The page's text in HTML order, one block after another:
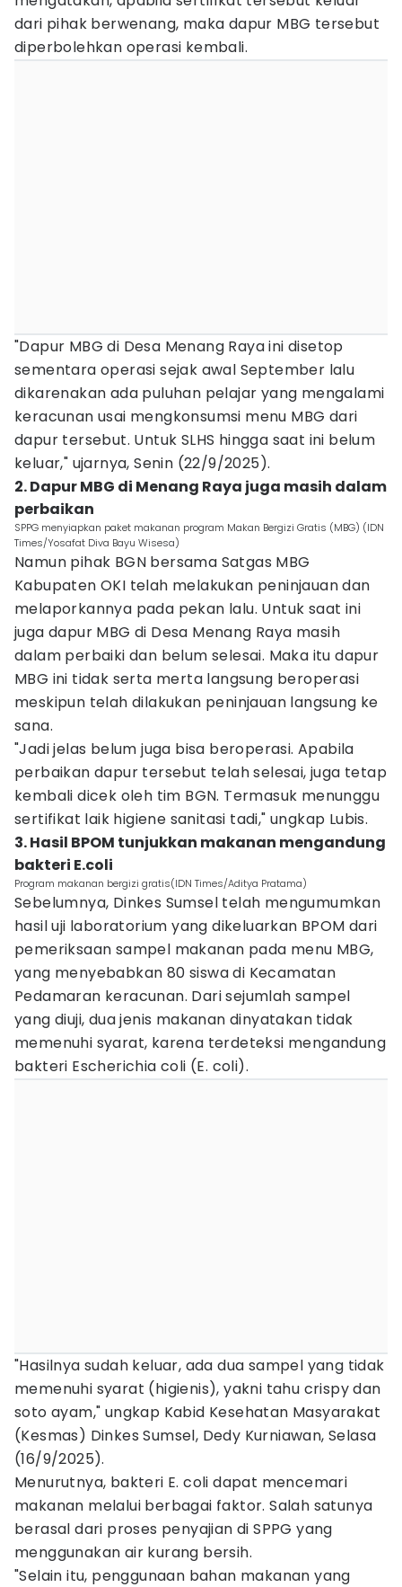
dari pihak berwenang, maka dapur MBG tersebut
diperbolehkan operasi kembali.
"Dapur MBG di Desa Menang Raya ini disetop
sementara operasi sejak awal September lalu
dikarenakan ada puluhan pelajar yang mengalami
keracunan usai mengkonsumsi menu MBG dari
dapur tersebut. Untuk SLHS hingga saat ini belum
keluar," ujarnya, Senin (22/9/2025).
2. Dapur MBG di Menang Raya juga masih dalam
perbaikan
SPPG menyiapkan paket makanan program Makan Bergizi Gratis (MBG) (IDN
Times/Yosafat Diva Bayu Wisesa)
Namun pihak BGN bersama Satgas MBG
Kabupaten OKI telah melakukan peninjauan dan
melaporkannya pada pekan lalu. Untuk saat ini
juga dapur MBG di Desa Menang Raya masih
dalam perbaiki dan belum selesai. Maka itu dapur
MBG ini tidak serta merta langsung beroperasi
meskipun telah dilakukan peninjauan langsung ke
sana.
"Jadi jelas belum juga bisa beroperasi. Apabila
perbaikan dapur tersebut telah selesai, juga tetap
kembali dicek oleh tim BGN. Termasuk menunggu
sertifikat laik higiene sanitasi tadi," ungkap Lubis.
3. Hasil BPOM tunjukkan makanan mengandung
bakteri E.coli
Program makanan bergizi gratis(IDN Times/Aditya Pratama)
Sebelumnya, Dinkes Sumsel telah mengumumkan
hasil uji laboratorium yang dikeluarkan BPOM dari
pemeriksaan sampel makanan pada menu MBG,
yang menyebabkan 80 siswa di Kecamatan
Pedamaran keracunan. Dari sejumlah sampel
yang diuji, dua jenis makanan dinyatakan tidak
memenuhi syarat, karena terdeteksi mengandung
bakteri Escherichia coli (E. coli).
"Hasilnya sudah keluar, ada dua sampel yang tidak
memenuhi syarat (higienis), yakni tahu crispy dan
soto ayam," ungkap Kabid Kesehatan Masyarakat
(Kesmas) Dinkes Sumsel, Dedy Kurniawan, Selasa
(16/9/2025).
Menurutnya, bakteri E. coli dapat mencemari
makanan melalui berbagai faktor. Salah satunya
berasal dari proses penyajian di SPPG yang
menggunakan air kurang bersih.
"Selain itu, penggunaan bahan makanan yang